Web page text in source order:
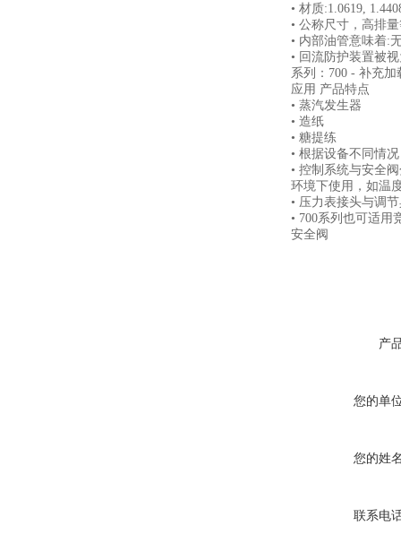
• 材质:1.0619,
• 公称尺寸，高排
• 内部油管意味着:
• 回流防护装置被
系列：700 - 补充加
应用 产品特点
• 蒸汽发生器
• 造纸
• 糖提练
• 根据设备不同情
• 控制系统与安全
环境下使用，如温
• 压力表接头与调
• 700系列也可适用
安全阀
产
您的单
您的姓
联系电